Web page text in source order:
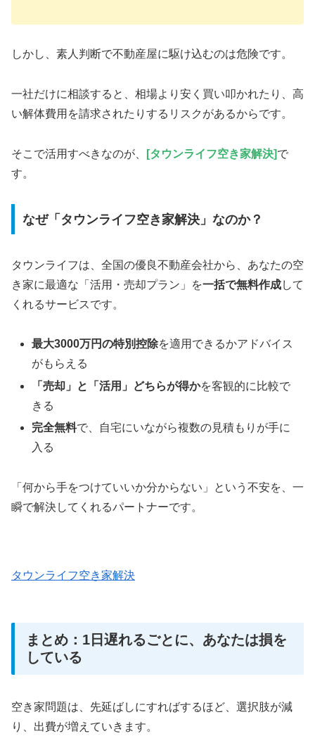
しかし、素人判断で不動産屋に駆け込むのは危険です。
一社だけに相談すると、相場より安く買い叩かれたり、高
い解体費用を請求されたりするリスクがあるからです。
そこで活用すべきなのが、 [タウンライフ空き家解決]で
す。
なぜ「タウンライフ空き家解決」なのか？
タウンライフは、全国の優良不動産会社から、あなたの空
き家に最適な「活用・売却プラン」を一括で無料作成して
くれるサービスです。
最大3000万円の特別控除を適用できるかアドバイス
がもらえる
「売却」と「活用」どちらが得かを客観的に比較で
きる
完全無料で、自宅にいながら複数の見積もりが手に
入る
「何から手をつけていいか分からない」という不安を、一
瞬で解決してくれるパートナーです。
タウンライフ空き家解決
まとめ：1日遅れるごとに、あなたは損を
している
空き家問題は、先延ばしにすればするほど、選択肢が減
り、出費が増えていきます。